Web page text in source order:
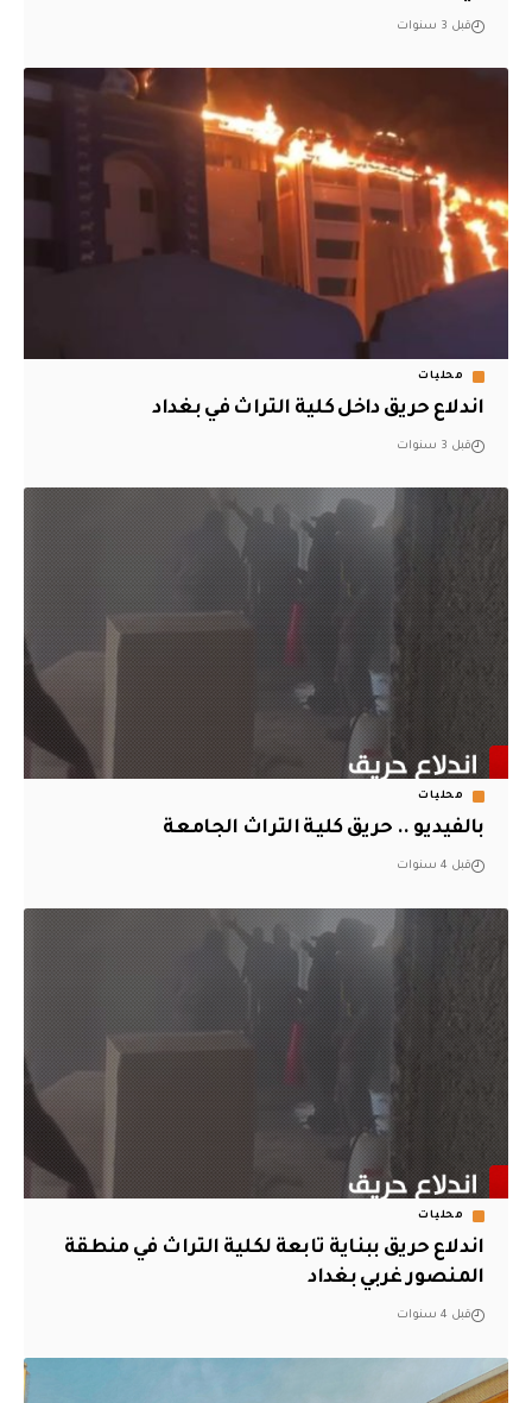
قبل 3 سنوات
محليات
اندلاع حريق داخل كلية التراث في بغداد
قبل 3 سنوات
محليات
بالفيديو .. حريق كلية التراث الجامعة
قبل 4 سنوات
محليات
اندلاع حريق ببناية تابعة لكلية التراث في منطقة
المنصور غربي بغداد
قبل 4 سنوات